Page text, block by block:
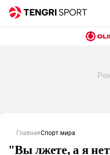
ГлавнаяСпорт мира
"Вы лжете, а я